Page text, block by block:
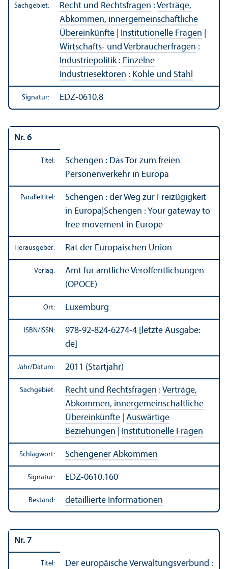
Sachgebiet: Recht und Rechts­fragen : Verträge,
Abkommen, innergemeinschaft­liche
Über­einkünfte
Institutionelle Fragen
Wirtschafts- und Verbraucherfragen :
Industriepolitik: Einzelne
Industriesektoren : Kohle und Stahl
Signatur: EDZ-0610.8
Nr. 6
Titel:
Schengen : Das Tor zum freien
Personenverkehr in Europa
Paralleltitel:
Schengen : der Weg zur Freizügigkeit
in Europa Schengen : Your gateway to
free movement in Europe
Herausgeber: Rat der Europäischen Union
Verlag:
Amt für amtliche Veröffentlichungen
(OPOCE)
Ort: Luxemburg
ISBN/ ISSN:
978-92-824-6274-4 [letzte Ausgabe:
de]
Jahr/Datum: 2011 (Startjahr)
Sachgebiet: Recht und Rechts­fragen : Verträge,
Abkommen, innergemeinschaft­liche
Über­einkünfte
Auswärtige
Beziehungen
Institutionelle Fragen
Schlagwort: Schengener Abkommen
Signatur: EDZ-0610.160
Bestand: detaillierte Informationen
Nr. 7
Titel:
Der europäische Verwaltungs­verbund :